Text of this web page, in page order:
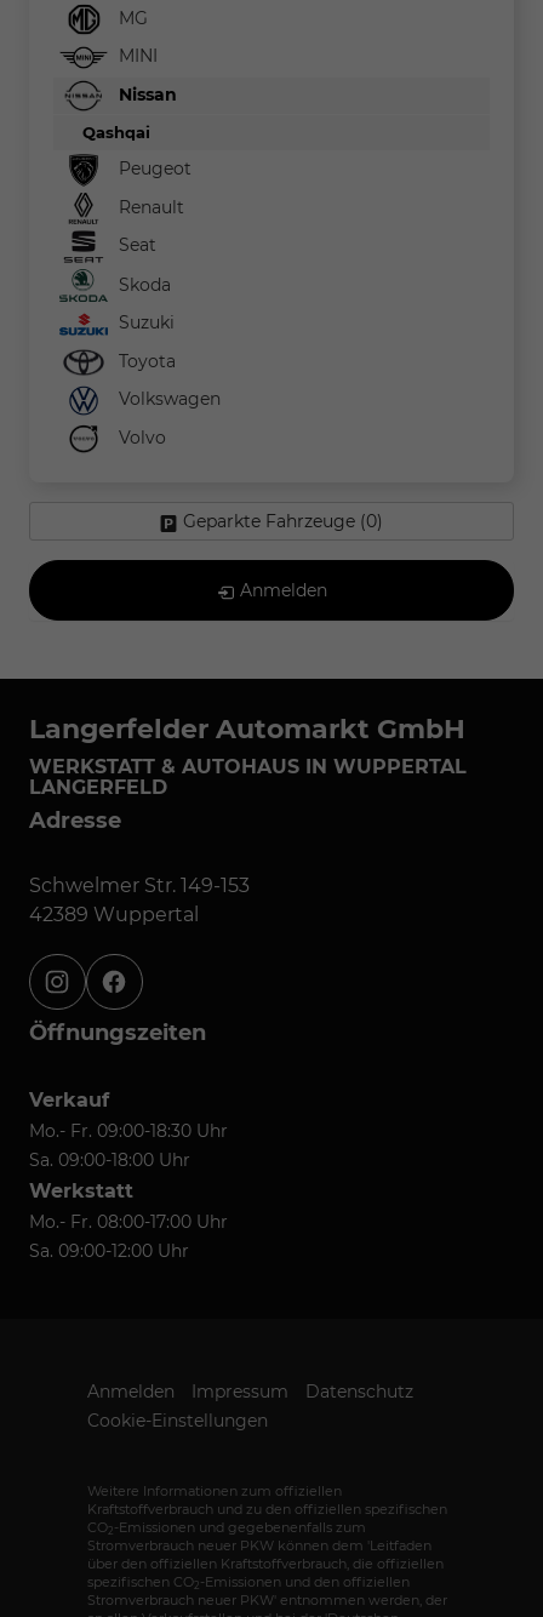
MG
MINI
Nissan
Qashqai
Peugeot
Renault
Seat
Skoda
Suzuki
Toyota
Volkswagen
Volvo
Geparkte Fahrzeuge (0)
Anmelden
Langerfelder Automarkt GmbH
WERKSTATT & AUTOHAUS IN WUPPERTAL
LANGERFELD
Adresse
Schwelmer Str. 149-153
42389 Wuppertal
instagramfacebook
Öffnungszeiten
Verkauf
Mo.- Fr. 09:00-18:30 Uhr
Sa. 09:00-18:00 Uhr
Werkstatt
Mo.- Fr. 08:00-17:00 Uhr
Sa. 09:00-12:00 Uhr
Anmelden Impressum
Datenschutz
Cookie-Einstellungen
Weitere Informationen zum offiziellen
Kraftstoffverbrauch und zu den offiziellen spezifischen
CO2 -Emissionen und gegebenenfalls zum
Stromverbrauch neuer PKW können dem 'Leitfaden
über den offiziellen Kraftstoffverbrauch, die offiziellen
spezifischen CO2 -Emissionen und den offiziellen
Stromverbrauch neuer PKW' entnommen werden, der